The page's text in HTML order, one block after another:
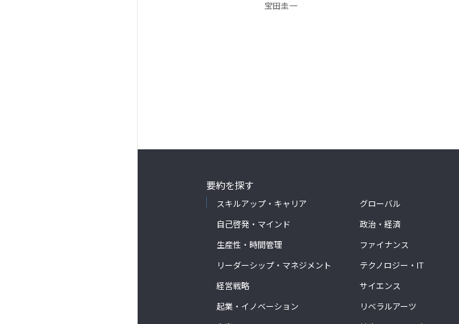
宝田圭一
要約を探す
スキルアップ・キャリア
自己啓発・マインド
生産性・時間管理
リーダーシップ・マネジメント
経営戦略
起業・イノベーション
グローバル
政治・経済
ファイナンス
テクノロジー・IT
サイエンス
リベラルアーツ